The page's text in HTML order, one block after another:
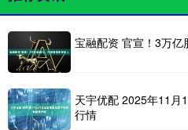
宝融配资 官宣！3万亿
天宇优配 2025年11月
行情